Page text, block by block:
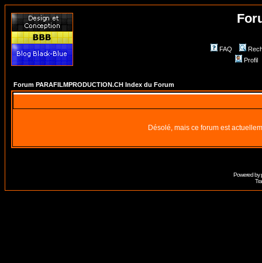
FAQ
Profil
Forum PARAFILMPRODUCTION.CH Index du Forum
Désolé, mais ce forum est
Powered by